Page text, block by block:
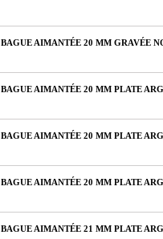
BAGUE AIMANTÉE 20 MM GRAVÉE
BAGUE AIMANTÉE 20 MM PLATE
BAGUE AIMANTÉE 20 MM PLATE
BAGUE AIMANTÉE 20 MM PLATE
BAGUE AIMANTÉE 21 MM PLATE